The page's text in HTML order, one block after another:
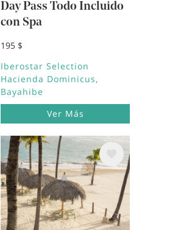
Day Pass Todo Incluido
con Spa
195 $
Iberostar Selection
Hacienda Dominicus
Bayahibe
Ver Más
Image